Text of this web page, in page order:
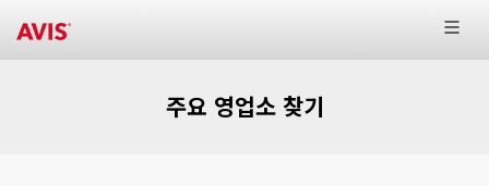
주요 영업소 찾기